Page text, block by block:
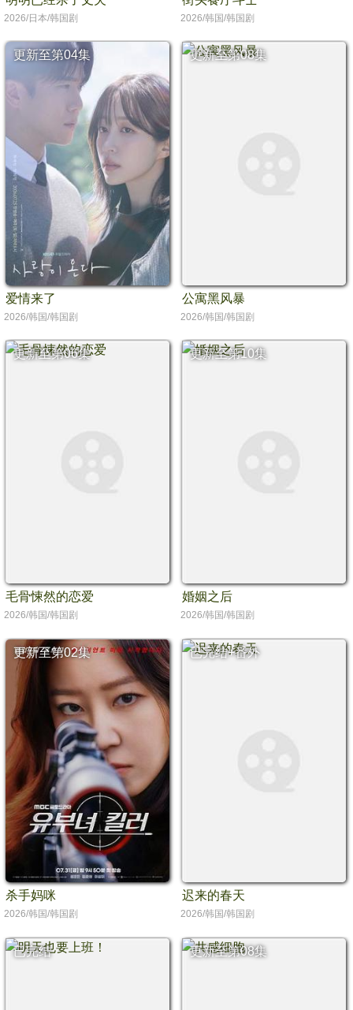
2026/日本/韩国剧 2026/韩国/韩国剧
更新至第04集
爱情来了
2026/韩国/韩国剧
更新至第08集
公寓黑风暴
2026/韩国/韩国剧
更新至第06集
毛骨悚然的恋爱
2026/韩国/韩国剧
更新至第10集
婚姻之后
2026/韩国/韩国剧
更新至第02集
杀手妈咪
2026/韩国/韩国剧
已完结+番外
迟来的春天
2026/韩国/韩国剧
已完结 更新至第08集